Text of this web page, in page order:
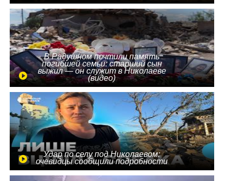
В Радушном почтили память
погибшей семьи: старший сын
выжил — он служит в Николаеве
(видео)
Удар по селу под Николаевом:
очевидцы сообщили подробности